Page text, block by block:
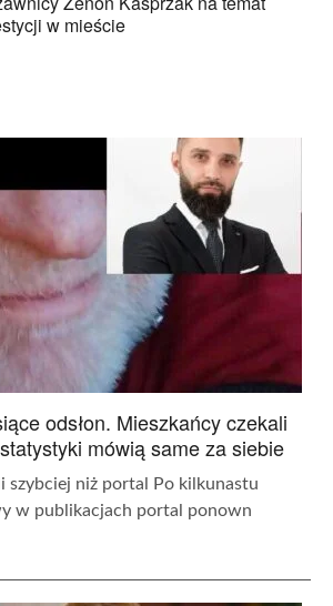
w mieście
odsłon. Mieszkańcy czekali
mówią same za siebie
szybciej niż portal Po kilkunastu
w publikacjach portal ponown